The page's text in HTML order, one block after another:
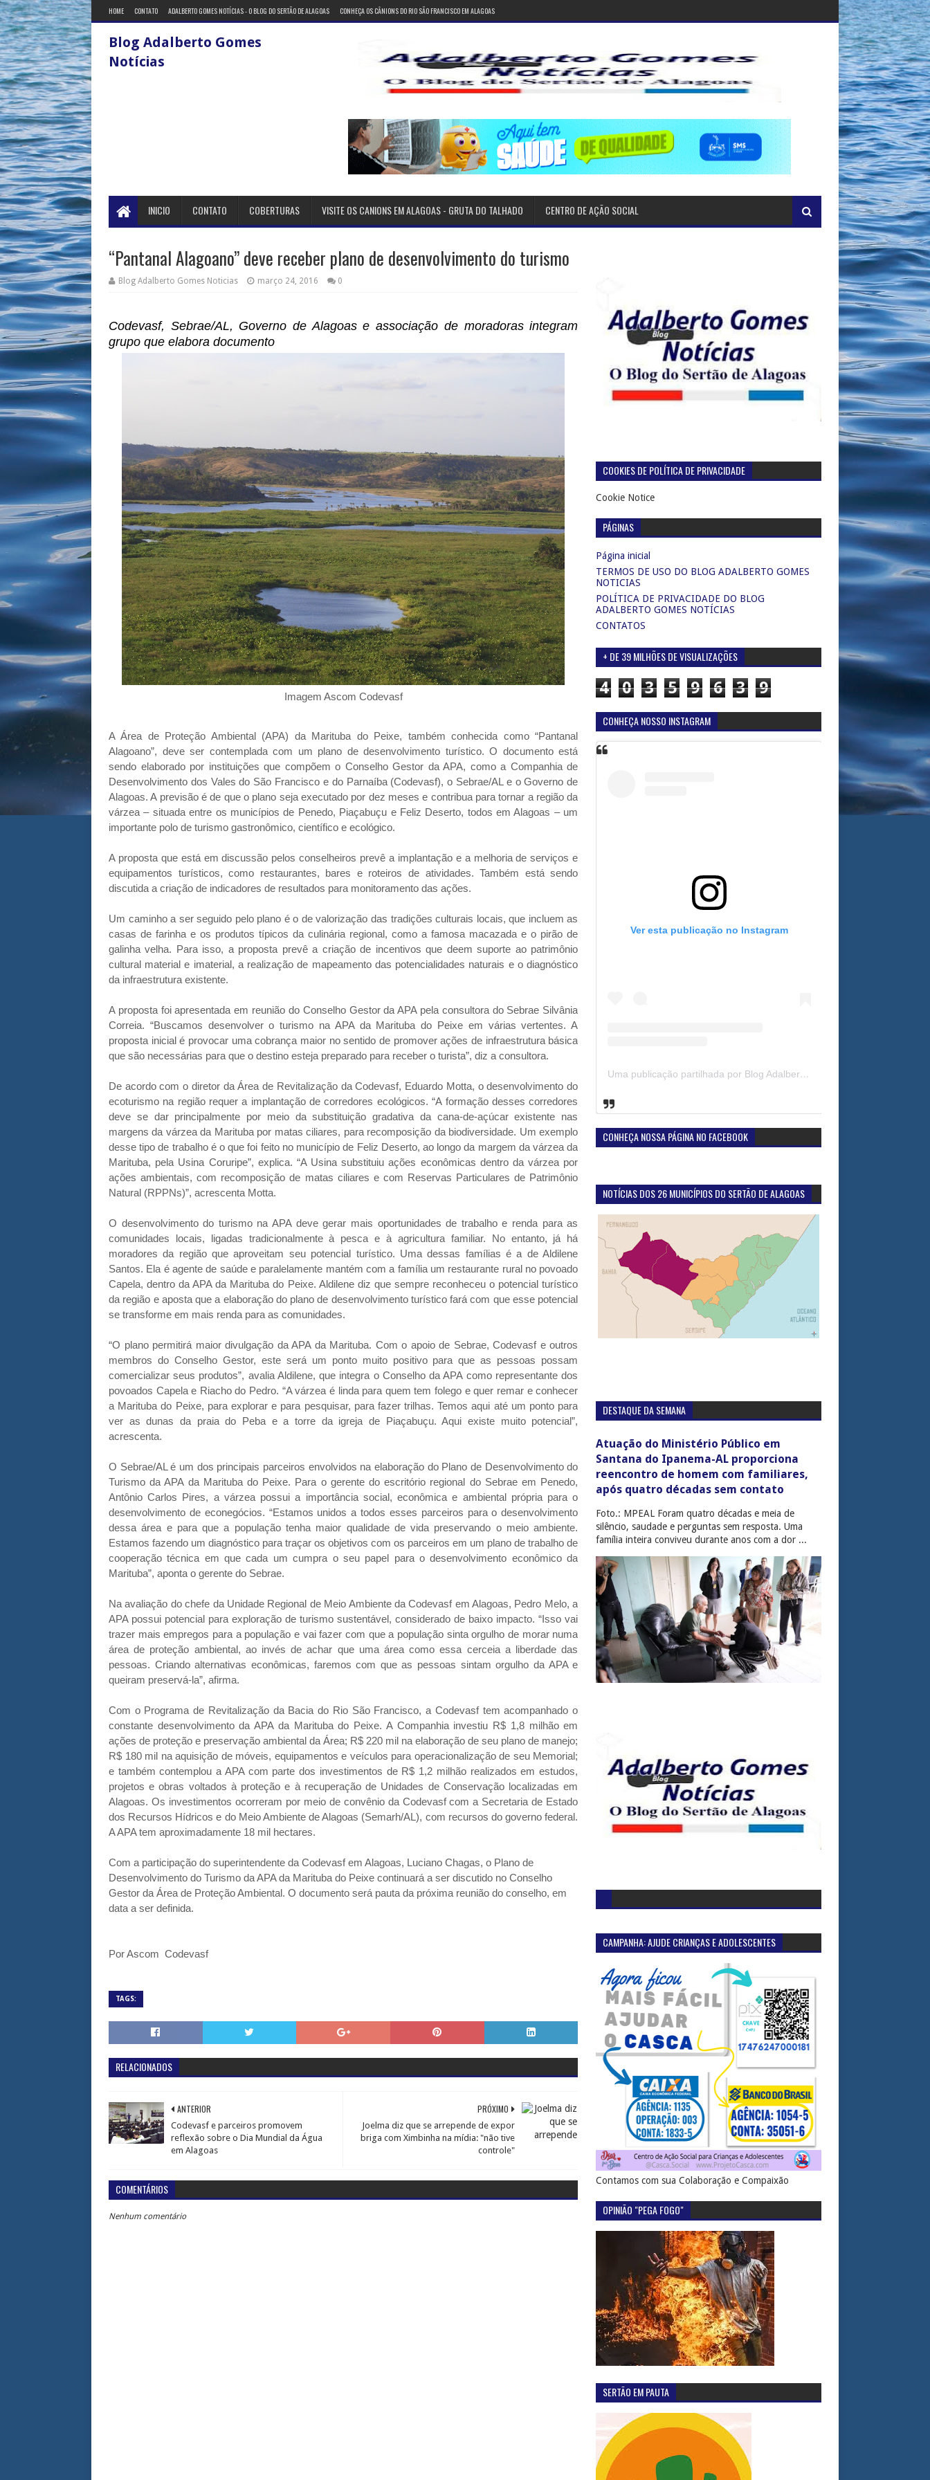
HOME CONTATO ADALBERTO GOMES NOTÍCIAS - O BLOG DO SERTÃO DE ALAGOAS CONHEÇA OS CÂNIONS DO RIO SÃO FRANCISCO EM ALAGOAS
Blog Adalberto Gomes
Notícias
INICIO CONTATO COBERTURAS VISITE OS CANIONS EM ALAGOAS - GRUTA DO TALHADO CENTRO DE AÇÃO SOCIAL
“Pantanal Alagoano” deve receber plano de desenvolvimento do turismo
Blog Adalberto Gomes Noticias março 24, 2016 0
Codevasf, Sebrae/AL, Governo de Alagoas e associação de moradoras integram
grupo que elabora documento
Imagem Ascom Codevasf
A Área de Proteção Ambiental (APA) da Marituba do Peixe, também conhecida como “Pantanal
Alagoano”, deve ser contemplada com um plano de desenvolvimento turístico. O documento está
sendo elaborado por instituições que compõem o Conselho Gestor da APA, como a Companhia de
Desenvolvimento dos Vales do São Francisco e do Parnaíba (Codevasf), o Sebrae/AL e o Governo de
Alagoas. A previsão é de que o plano seja executado por dez meses e contribua para tornar a região da
várzea – situada entre os municípios de Penedo, Piaçabuçu e Feliz Deserto, todos em Alagoas – um
importante polo de turismo gastronômico, científico e ecológico.
A proposta que está em discussão pelos conselheiros prevê a implantação e a melhoria de serviços e
equipamentos turísticos, como restaurantes, bares e roteiros de atividades. Também está sendo
discutida a criação de indicadores de resultados para monitoramento das ações.
Um caminho a ser seguido pelo plano é o de valorização das tradições culturais locais, que incluem as
casas de farinha e os produtos típicos da culinária regional, como a famosa macazada e o pirão de
galinha velha. Para isso, a proposta prevê a criação de incentivos que deem suporte ao patrimônio
cultural material e imaterial, a realização de mapeamento das potencialidades naturais e o diagnóstico
da infraestrutura existente.
A proposta foi apresentada em reunião do Conselho Gestor da APA pela consultora do Sebrae Silvânia
Correia. “Buscamos desenvolver o turismo na APA da Marituba do Peixe em várias vertentes. A
proposta inicial é provocar uma cobrança maior no sentido de promover ações de infraestrutura básica
que são necessárias para que o destino esteja preparado para receber o turista”, diz a consultora.
De acordo com o diretor da Área de Revitalização da Codevasf, Eduardo Motta, o desenvolvimento do
ecoturismo na região requer a implantação de corredores ecológicos. “A formação desses corredores
deve se dar principalmente por meio da substituição gradativa da cana-de-açúcar existente nas
margens da várzea da Marituba por matas ciliares, para recomposição da biodiversidade. Um exemplo
desse tipo de trabalho é o que foi feito no município de Feliz Deserto, ao longo da margem da várzea da
Marituba, pela Usina Coruripe”, explica. “A Usina substituiu ações econômicas dentro da várzea por
ações ambientais, com recomposição de matas ciliares e com Reservas Particulares de Patrimônio
Natural (RPPNs)”, acrescenta Motta.
O desenvolvimento do turismo na APA deve gerar mais oportunidades de trabalho e renda para as
comunidades locais, ligadas tradicionalmente à pesca e à agricultura familiar. No entanto, já há
moradores da região que aproveitam seu potencial turístico. Uma dessas famílias é a de Aldilene
Santos. Ela é agente de saúde e paralelamente mantém com a família um restaurante rural no povoado
Capela, dentro da APA da Marituba do Peixe. Aldilene diz que sempre reconheceu o potencial turístico
da região e aposta que a elaboração do plano de desenvolvimento turístico fará com que esse potencial
se transforme em mais renda para as comunidades.
“O plano permitirá maior divulgação da APA da Marituba. Com o apoio de Sebrae, Codevasf e outros
membros do Conselho Gestor, este será um ponto muito positivo para que as pessoas possam
comercializar seus produtos”, avalia Aldilene, que integra o Conselho da APA como representante dos
povoados Capela e Riacho do Pedro. “A várzea é linda para quem tem folego e quer remar e conhecer
a Marituba do Peixe, para explorar e para pesquisar, para fazer trilhas. Temos aqui até um ponto para
ver as dunas da praia do Peba e a torre da igreja de Piaçabuçu. Aqui existe muito potencial”,
acrescenta.
O Sebrae/AL é um dos principais parceiros envolvidos na elaboração do Plano de Desenvolvimento do
Turismo da APA da Marituba do Peixe. Para o gerente do escritório regional do Sebrae em Penedo,
Antônio Carlos Pires, a várzea possui a importância social, econômica e ambiental própria para o
desenvolvimento de econegócios. “Estamos unidos a todos esses parceiros para o desenvolvimento
dessa área e para que a população tenha maior qualidade de vida preservando o meio ambiente.
Estamos fazendo um diagnóstico para traçar os objetivos com os parceiros em um plano de trabalho de
cooperação técnica em que cada um cumpra o seu papel para o desenvolvimento econômico da
Marituba”, aponta o gerente do Sebrae.
Na avaliação do chefe da Unidade Regional de Meio Ambiente da Codevasf em Alagoas, Pedro Melo, a
APA possui potencial para exploração de turismo sustentável, considerado de baixo impacto. “Isso vai
trazer mais empregos para a população e vai fazer com que a população sinta orgulho de morar numa
área de proteção ambiental, ao invés de achar que uma área como essa cerceia a liberdade das
pessoas. Criando alternativas econômicas, faremos com que as pessoas sintam orgulho da APA e
queiram preservá-la”, afirma.
Com o Programa de Revitalização da Bacia do Rio São Francisco, a Codevasf tem acompanhado o
constante desenvolvimento da APA da Marituba do Peixe. A Companhia investiu R$ 1,8 milhão em
ações de proteção e preservação ambiental da Área; R$ 220 mil na elaboração de seu plano de manejo;
R$ 180 mil na aquisição de móveis, equipamentos e veículos para operacionalização de seu Memorial;
e também contemplou a APA com parte dos investimentos de R$ 1,2 milhão realizados em estudos,
projetos e obras voltados à proteção e à recuperação de Unidades de Conservação localizadas em
Alagoas. Os investimentos ocorreram por meio de convênio da Codevasf com a Secretaria de Estado
dos Recursos Hídricos e do Meio Ambiente de Alagoas (Semarh/AL), com recursos do governo federal.
A APA tem aproximadamente 18 mil hectares.
Com a participação do superintendente da Codevasf em Alagoas, Luciano Chagas, o Plano de
Desenvolvimento do Turismo da APA da Marituba do Peixe continuará a ser discutido no Conselho
Gestor da Área de Proteção Ambiental. O documento será pauta da próxima reunião do conselho, em
data a ser definida.
Por Ascom Codevasf
TAGS:
RELACIONADOS
PRÓXIMO
Joelma diz que se arrepende de expor
briga com Ximbinha na mídia: "não tive
controle"
ANTERIOR
Codevasf e parceiros promovem
reflexão sobre o Dia Mundial da Água
em Alagoas
COMENTÁRIOS
Nenhum comentário
COOKIES DE POLÍTICA DE PRIVACIDADE
Cookie Notice
PÁGINAS
Página inicial
TERMOS DE USO DO BLOG ADALBERTO GOMES
NOTICIAS
POLÍTICA DE PRIVACIDADE DO BLOG
ADALBERTO GOMES NOTÍCIAS
CONTATOS
+ DE 39 MILHÕES DE VISUALIZAÇÕES
4 0 3 5 9 6 3 9
CONHEÇA NOSSO INSTAGRAM
Ver esta publicação no Instagram
Uma publicação partilhada por Blog Adalberto Gomes Noticias (@blogadalbertogomesnoticiass)
CONHEÇA NOSSA PÁGINA NO FACEBOOK
NOTÍCIAS DOS 26 MUNICÍPIOS DO SERTÃO DE ALAGOAS
DESTAQUE DA SEMANA
Atuação do Ministério Público em
Santana do Ipanema-AL proporciona
reencontro de homem com familiares,
após quatro décadas sem contato
Foto.: MPEAL Foram quatro décadas e meia de
silêncio, saudade e perguntas sem resposta. Uma
família inteira conviveu durante anos com a dor ...
CAMPANHA: AJUDE CRIANÇAS E ADOLESCENTES
Contamos com sua Colaboração e Compaixão
OPINIÃO "PEGA FOGO"
SERTÃO EM PAUTA